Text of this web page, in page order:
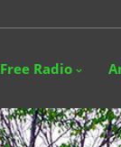
Free Radio